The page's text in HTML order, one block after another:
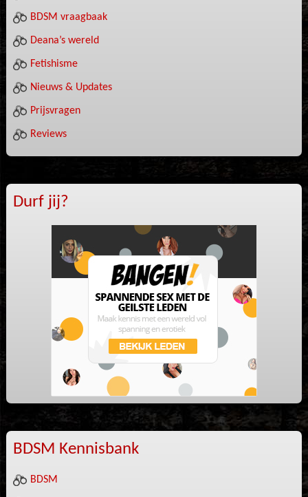
BDSM vraagbaak
Deana’s wereld
Fetishisme
Nieuws & Updates
Prijsvragen
Reviews
Durf jij?
BDSM Kennisbank
BDSM